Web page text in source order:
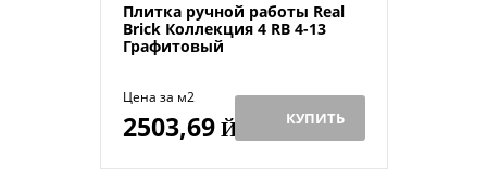
Плитка ручной работы Real
Brick Коллекция 4 RB 4-13
Графитовый
Цена за м2
2503,69Й КУПИТЬ